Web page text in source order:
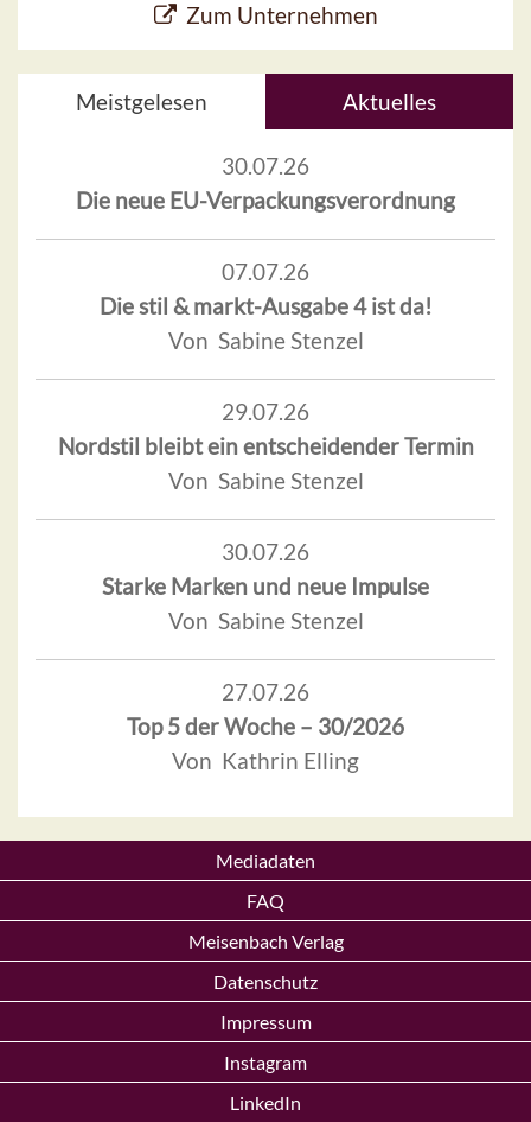
Zum Unternehmen
Meistgelesen Aktuelles
30.07.26
Die neue EU-Verpackungsverordnung
07.07.26
Die stil & markt-Ausgabe 4 ist da!
Von Sabine Stenzel
29.07.26
Nordstil bleibt ein entscheidender Termin
Von Sabine Stenzel
30.07.26
Starke Marken und neue Impulse
Von Sabine Stenzel
27.07.26
Top 5 der Woche – 30/2026
Von Kathrin Elling
Mediadaten
FAQ
Meisenbach Verlag
Datenschutz
Impressum
Instagram
LinkedIn